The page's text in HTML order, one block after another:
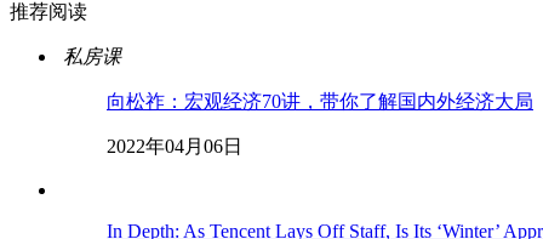
推荐阅读
私房课
向松祚：宏观经济70讲，带你了解国内外经济大局
2022年04月06日
In Depth: As Tencent Lays Off Staff, Is Its ‘Winter’